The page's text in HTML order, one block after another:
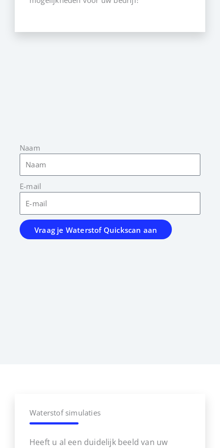
Naam
E-mail
Vraag je Waterstof Quickscan aan
Waterstof simulaties
Heeft u al een duidelijk beeld van uw